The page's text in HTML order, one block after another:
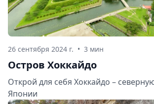
26 сентября 2024 г. • 3 мин
Остров Хоккайдо
Открой для себя Хоккайдо –
Японии